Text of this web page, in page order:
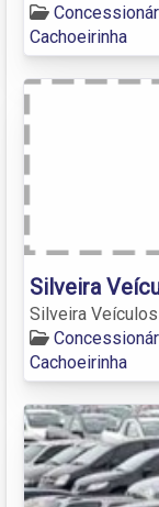
Cachoeirinha
Silveira
Silveira Veículos
Cachoeirinha